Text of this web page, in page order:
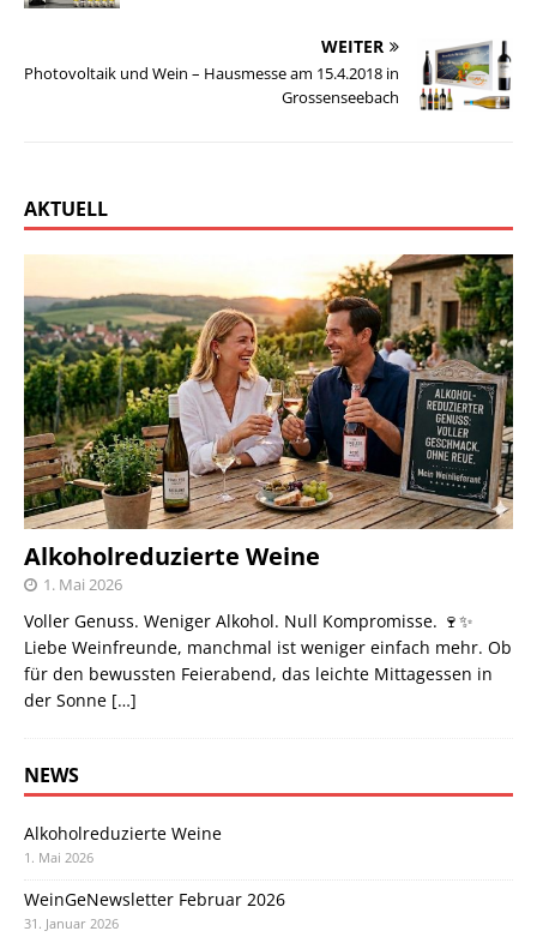
WEITER
Photovoltaik und Wein – Hausmesse am 15.4.2018 in
Grossenseebach
AKTUELL
Alkoholreduzierte Weine
1. Mai 2026
Voller Genuss. Weniger Alkohol. Null Kompromisse. 🍷✨
Liebe Weinfreunde, manchmal ist weniger einfach mehr. Ob
für den bewussten Feierabend, das leichte Mittagessen in
der Sonne […]
NEWS
Alkoholreduzierte Weine
1. Mai 2026
WeinGeNewsletter Februar 2026
31. Januar 2026